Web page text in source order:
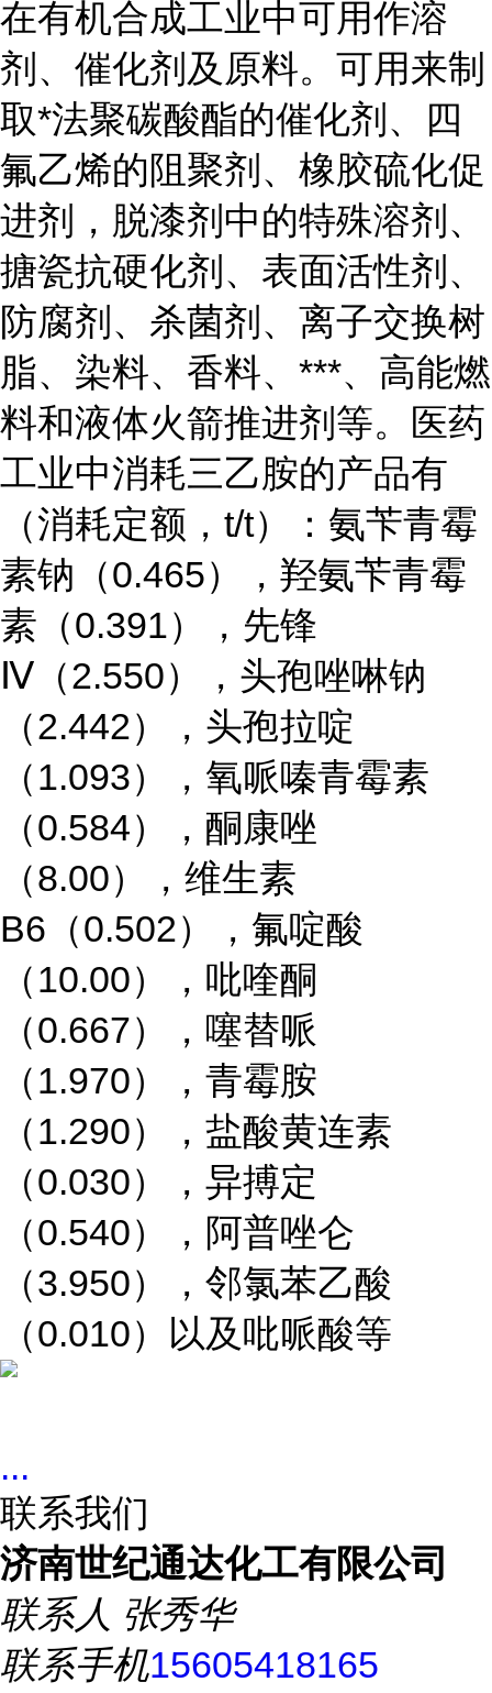
在有机合成工业中可用作溶
剂、 催化剂及原料。可用来制
取*法聚碳酸酯的催化剂、四
氟乙烯的阻聚剂、橡胶硫化促
进剂， 脱漆剂中的特殊溶剂、
搪瓷抗硬化剂、表面活性剂、
防腐剂、杀菌剂、 离子交换树
脂、染料、香料、***、高能燃
料和液体火箭推进剂等。医药
工业中消耗三乙胺的产品有
（消耗定额，t/t）：氨苄青霉
素钠（0.465），羟氨苄青霉
素（0.391），先锋
Ⅳ（2.550），头孢唑啉钠
（2.442），头孢拉啶
（1.093），氧哌嗪青霉素
（0.584）， 酮康唑
（8.00），维生素
B6（0.502），氟啶酸
（10.00），吡喹酮
（0.667），噻替哌
（1.970），青霉胺
（1.290），盐酸黄连素
（0.030），异搏定
（0.540），阿普唑仑
（3.950），邻氯苯乙酸
（0.010）以及吡哌酸等
...
联系我们
济南世纪通达化工有限公司
联系人 张秀华
联系手机15605418165